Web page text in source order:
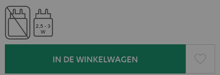
IN DE WINKELWAGEN